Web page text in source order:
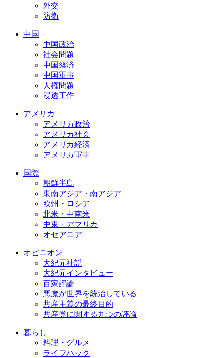
外交
防衛
中国
中国政治
社会問題
中国経済
中国軍事
人権問題
浸透工作
アメリカ
アメリカ政治
アメリカ社会
アメリカ経済
アメリカ軍事
国際
朝鮮半島
東南アジア・南アジア
欧州・ロシア
北米・中南米
中東・アフリカ
オセアニア
オピニオン
大紀元社説
大紀元インタビュー
百家評論
悪魔が世界を統治している
共産主義の最終目的
共産党に関する九つの評論
暮らし
料理・グルメ
ライフハック